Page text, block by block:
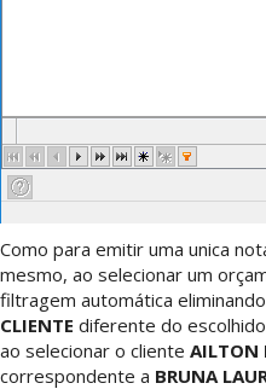
Como para emitir uma unica
mesmo, ao selecionar um
filtragem automática
CLIENTE diferente do
ao selecionar o cliente AILTON
correspondente a BRUNA